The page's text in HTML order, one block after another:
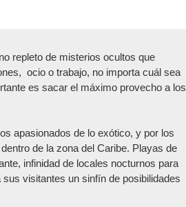
repleto de misterios ocultos que
ocio o trabajo, no importa cuál sea
es sacar el máximo provecho a los
apasionados de lo exótico, y por los
de la zona del Caribe. Playas de
infinidad de locales nocturnos para
visitantes un sinfín de posibilidades